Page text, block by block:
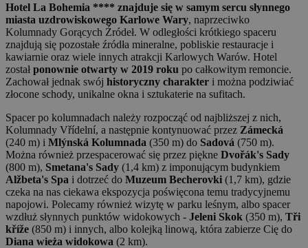
Hotel La Bohemia **** znajduje się w samym sercu słynnego
miasta uzdrowiskowego Karlowe Wary, naprzeciwko
Kolumnady Gorących Źródeł. W odległości krótkiego spaceru
znajdują się pozostałe źródła mineralne, pobliskie restauracje i
kawiarnie oraz wiele innych atrakcji Karlowych Warów. Hotel
zostałponownie otwarty w 2019 roku po całkowitym remoncie.
Zachował jednak swój historyczny charakter i można podziwiać
złocone schody, unikalne okna i sztukaterie na sufitach.
Spacer po kolumnadach należy rozpocząć od najbliższej z nich,
Kolumnady Vřídelní, a następnie kontynuować przez Zámecká
(240 m) i Mlýnská Kolumnada (350 m) do Sadová (750 m).
Można również przespacerować się przez piękne Dvořák's Sady
(800 m), Smetana's Sady (1,4 km) z imponującym budynkiem
Alžbeta's Spa i dotrzeć do Muzeum Becherovki (1,7 km), gdzie
czeka na nas ciekawa ekspozycja poświęcona temu tradycyjnemu
napojowi. Polecamy również wizytę w parku leśnym, albo spacer
wzdłuż słynnych punktów widokowych - Jeleni Skok (350 m), Tři
kříže (850 m) i innych, albo kolejką linową, która zabierze Cię do
Diana wieża widokowa (2 km).